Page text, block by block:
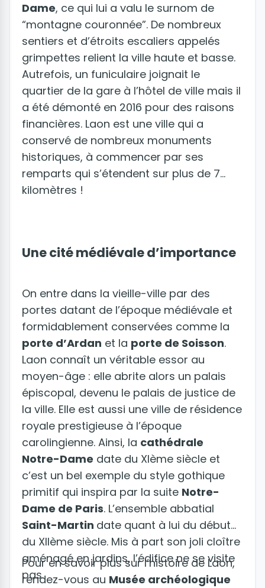
Dame, ce qui lui a valu le surnom de
“montagne couronnée”. De nombreux
sentiers et d’étroits escaliers appelés
grimpettes relient la ville haute et basse.
Autrefois, un funiculaire joignait le
quartier de la gare à l’hôtel de ville mais il
a été démonté en 2016 pour des raisons
financières. Laon est une ville qui a
conservé de nombreux monuments
historiques, à commencer par ses
remparts qui s’étendent sur plus de 7
kilomètres !
Une cité médiévale d’importance
On entre dans la vieille-ville par des
portes datant de l’époque médiévale et
formidablement conservées comme la
porte d’Ardan et la porte de Soisson.
Laon connaît un véritable essor au
moyen-âge : elle abrite alors un palais
épiscopal, devenu le palais de justice de
la ville. Elle est aussi une ville de résidence
royale prestigieuse à l’époque
carolingienne. Ainsi, la cathédrale
Notre-Dame date du XIème siècle et
c’est un bel exemple du style gothique
primitif qui inspira par la suite Notre-
Dame de Paris. L’ensemble abbatial
Saint-Martin date quant à lui du début
du XIIème siècle. Mis à part son joli cloître
aménagé en jardins, l’édifice ne se visite
pas.
Pour en savoir plus sur l’histoire de Laon,
rendez-vous au Musée archéologique